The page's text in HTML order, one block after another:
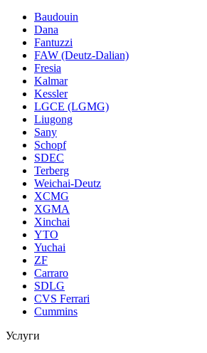
Baudouin
Dana
Fantuzzi
FAW (Deutz-Dalian)
Fresia
Kalmar
Kessler
LGCE (LGMG)
Liugong
Sany
Schopf
SDEC
Terberg
Weichai-Deutz
XCMG
XGMA
Xinchai
YTO
Yuchai
ZF
Carraro
SDLG
CVS Ferrari
Cummins
Услуги